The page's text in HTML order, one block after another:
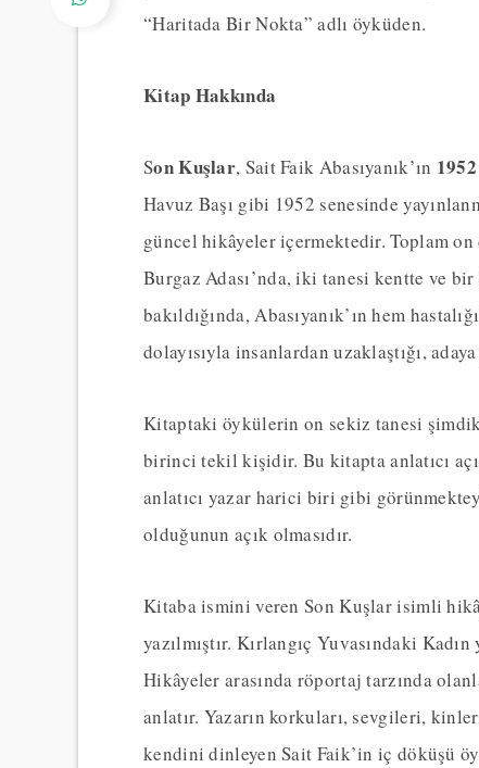
“Haritada Bir Nokta” adlı öyküden.
Kitap Hakkında
Son Kuşlar, Sait Faik Abasıyanık’ın
Havuz Başı gibi 1952 senesinde
güncel hikâyeler içermektedir. Toplam
Burgaz Adası’nda, iki tanesi kentte ve
bakıldığında, Abasıyanık’ın hem
dolayısıyla insanlardan uzaklaştığı,
Kitaptaki öykülerin on sekiz tanesi
birinci tekil kişidir. Bu kitapta anlatıcı
anlatıcı yazar harici biri gibi
olduğunun açık olmasıdır.
Kitaba ismini veren Son Kuşlar isimli
yazılmıştır. Kırlangıç Yuvasındaki
Hikâyeler arasında röportaj tarzında
anlatır. Yazarın korkuları, sevgileri,
kendini dinleyen Sait Faik’in iç döküşü